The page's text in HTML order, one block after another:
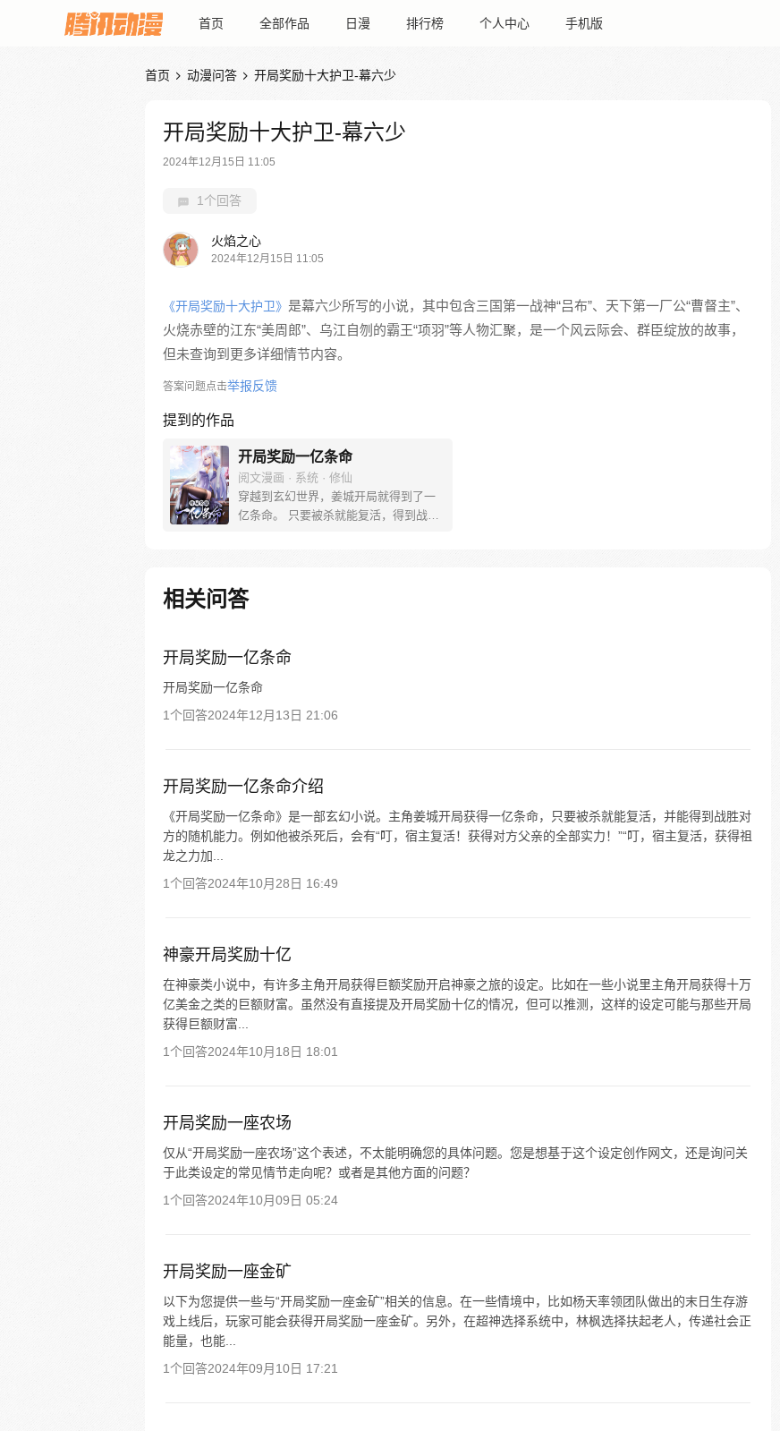
首页 全部作品 日漫 排行榜 个人中心 手机版
首页  动漫问答  开局奖励十大护卫-幕六少
开局奖励十大护卫-幕六少
2024年12月15日 11:05
1个回答
火焰之心
2024年12月15日 11:05
《开局奖励十大护卫》 是幕六少所写的小说，其中包含三国第一战神“吕布”、天下第一厂公“曹督主”、
火烧赤壁的江东“美周郎”、乌江自刎的霸王“项羽”等人物汇聚，是一个风云际会、群臣绽放的故事，
但未查询到更多详细情节内容。
答案问题点击举报反馈
提到的作品
开局奖励一亿条命
阅文漫画 · 系统 · 修仙
穿越到玄幻世界，姜城开局就得到了一
亿条命。 只要被杀就能复活，得到战胜
相关问答
开局奖励一亿条命
开局奖励一亿条命
1个回答2024年12月13日 21:06
开局奖励一亿条命介绍
《开局奖励一亿条命》是一部玄幻小说。主角姜城开局获得一亿条命，只要被杀就能复活，并能得到战胜对
方的随机能力。例如他被杀死后，会有“叮，宿主复活！获得对方父亲的全部实力！”“叮，宿主复活，获得祖
龙之力加...
1个回答2024年10月28日 16:49
神豪开局奖励十亿
在神豪类小说中，有许多主角开局获得巨额奖励开启神豪之旅的设定。比如在一些小说里主角开局获得十万
亿美金之类的巨额财富。虽然没有直接提及开局奖励十亿的情况，但可以推测，这样的设定可能与那些开局
获得巨额财富...
1个回答2024年10月18日 18:01
开局奖励一座农场
仅从“开局奖励一座农场”这个表述，不太能明确您的具体问题。您是想基于这个设定创作网文，还是询问关
于此类设定的常见情节走向呢？或者是其他方面的问题？
1个回答2024年10月09日 05:24
开局奖励一座金矿
以下为您提供一些与“开局奖励一座金矿”相关的信息。在一些情境中，比如杨天率领团队做出的末日生存游
戏上线后，玩家可能会获得开局奖励一座金矿。另外，在超神选择系统中，林枫选择扶起老人，传递社会正
能量，也能...
1个回答2024年09月10日 17:21